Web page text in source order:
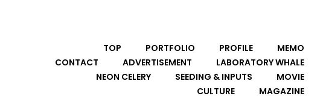
TOP PORTFOLIO PROFILE
MEMO
CONTACT
ADVERTISEMENT
LABORATORY WHALE
NEON CELERY
SEEDING & INPUTS
MOVIE
CULTURE
MAGAZINE